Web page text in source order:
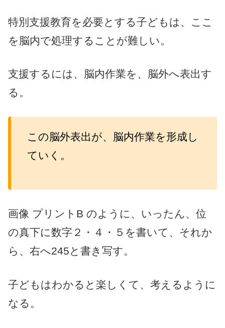
特別支援教育を必要とする子どもは、ここ
を脳内で処理することが難しい。
支援するには、脳内作業を、脳外へ表出す
る。
この脳外表出が、脳内作業を形成し
ていく。
画像 プリントB のように、いったん、位
の真下に数字２・４・５を書いて、それか
ら、右へ245と書き写す。
子どもはわかると楽しくて、考えるように
なる。